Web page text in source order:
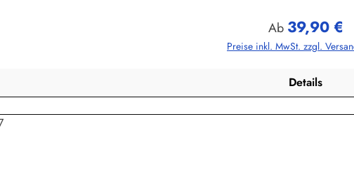
Regulärer Preis:
Ab 39,90 €
Preise inkl. MwSt. zzgl.
Details